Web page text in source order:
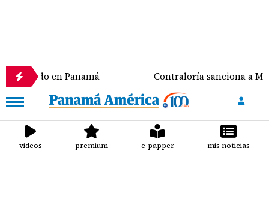
en Panamá Contraloría sanciona a Meduca y
videos premium e-papper mis noticias